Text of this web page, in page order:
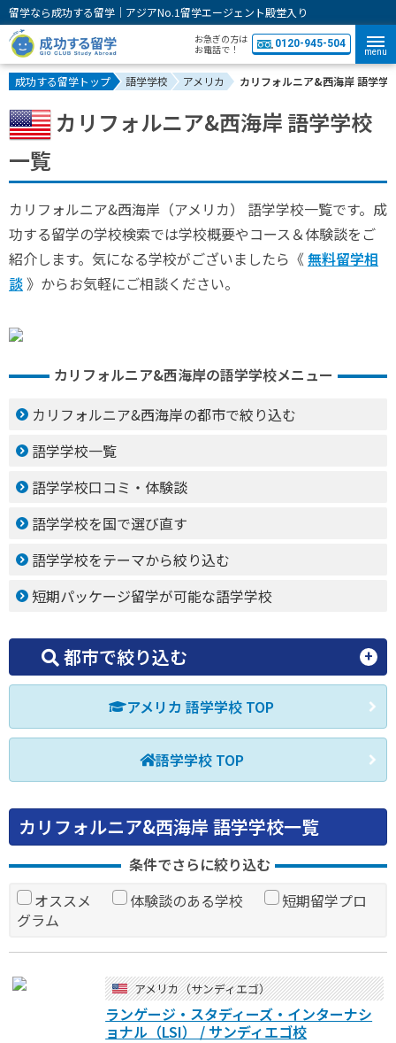
留学なら成功する留学｜アジアNo.1留学エージェント殿堂入り
お急ぎの方は
お電話で！
0120-945-504
menu
成功する留学トップ 語学学校 アメリカ カリフォルニア&西海岸 語学学
カリフォルニア&西海岸 語学学校
一覧
カリフォルニア&西海岸（アメリカ） 語学学校一覧です。成
功する留学の学校検索では学校概要やコース＆体験談をご
紹介します。気になる学校がございましたら《 無料留学相
談 》からお気軽にご相談ください。
カリフォルニア&西海岸の語学学校メニュー
カリフォルニア&西海岸の都市で絞り込む
語学学校一覧
語学学校口コミ・体験談
語学学校を国で選び直す
語学学校をテーマから絞り込む
短期パッケージ留学が可能な語学学校
都市で絞り込む
アメリカ 語学学校 TOP
語学学校 TOP
カリフォルニア&西海岸 語学学校一覧
条件でさらに絞り込む
オススメ
体験談のある学校
短期留学プロ
グラム
アメリカ（サンディエゴ）
ランゲージ・スタディーズ・インターナシ
ョナル（LSI） / サンディエゴ校